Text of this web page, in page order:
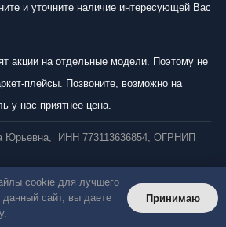
и уточните наличие интересующей Вас
акции на отдельные модели. Поэтому не
плейсы. Позвоните, возможно на
у нас приятнее цена.
Юрьевна, ИНН 773113636854, ОГРНИП
cookie для лучшего
данный сайт, вы даете
Принимаю